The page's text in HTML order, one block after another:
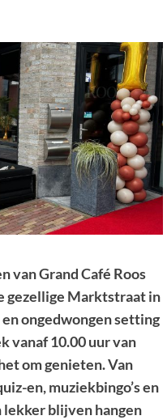
van Grand Café Roos
gezellige Marktstraat in
ongedwongen setting
vanaf 10.00 uur van
om genieten. Van
en, muziekbingo’s en
lekker blijven hangen